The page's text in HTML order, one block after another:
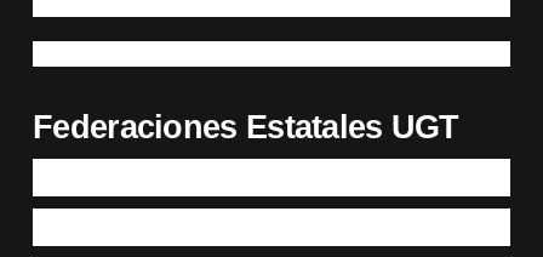
Federaciones Estatales UGT